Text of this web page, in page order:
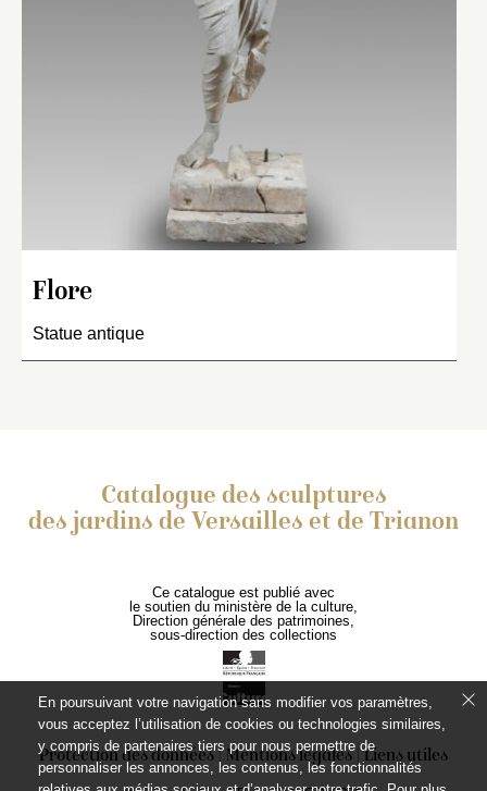
Flore
Statue antique
Catalogue des sculptures
des jardins de Versailles et de Trianon
Ce catalogue est publié avec
le soutien du ministère de la culture,
Direction générale des patrimoines,
sous-direction des collections
Protection des données Mentions légales Liens utiles
En poursuivant votre navigation sans modifier vos paramètres,
vous acceptez l’utilisation de cookies ou technologies similaires,
y compris de partenaires tiers pour nous permettre de
personnaliser les annonces, les contenus, les fonctionnalités